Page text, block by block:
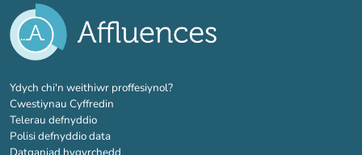
Ydych chi'n weithiwr proffesiynol?(tab newydd)
Cwestiynau Cyffredin
Telerau defnyddio
Polisi defnyddio data